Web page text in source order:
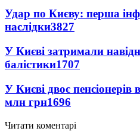
Удар по Києву: перша
наслідки3827
У Києві затримали
балістики1707
У Києві двоє
млн грн1696
Читати коментарі